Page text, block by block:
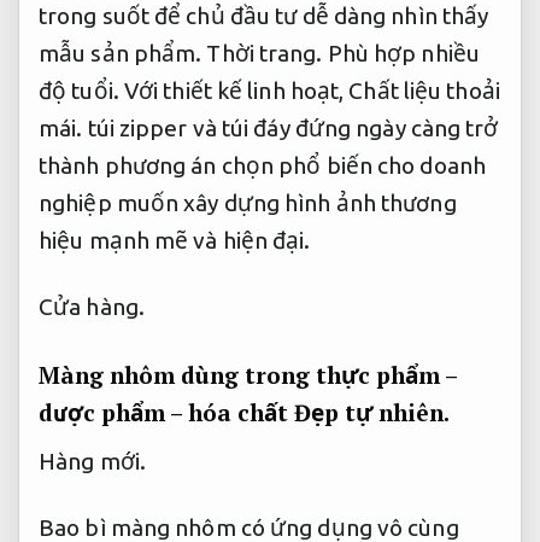
trong suốt để chủ đầu tư dễ dàng nhìn thấy
mẫu sản phẩm. Thời trang. Phù hợp nhiều
độ tuổi. Với thiết kế linh hoạt, Chất liệu thoải
mái. túi zipper và túi đáy đứng ngày càng trở
thành phương án chọn phổ biến cho doanh
nghiệp muốn xây dựng hình ảnh thương
hiệu mạnh mẽ và hiện đại.
Cửa hàng.
Màng nhôm dùng trong thực phẩm –
dược phẩm – hóa chất Đẹp tự nhiên.
Hàng mới.
Bao bì màng nhôm có ứng dụng vô cùng